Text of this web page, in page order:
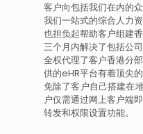
客户向包括我们在内的
我们一站式的综合人力
也担负起帮助客户组建
三个月内解决了包括公
全权代理了客户香港分
供的eHR平台有着顶尖
免除了客户自己搭建在
户仅需通过网上客户端
转发和权限设置功能。